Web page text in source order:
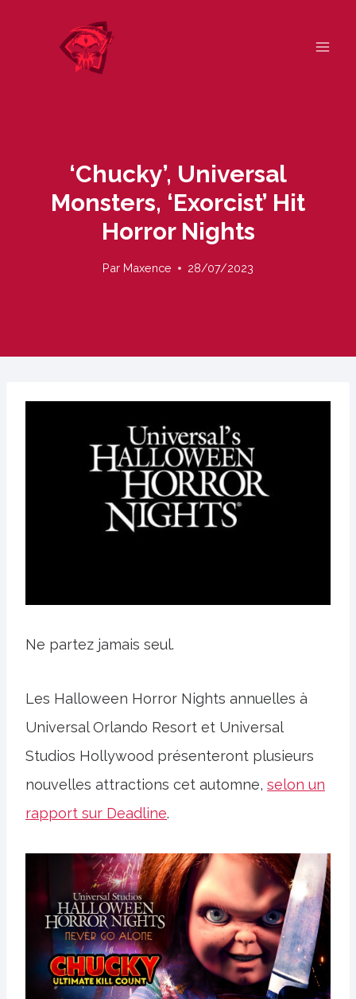
‘Chucky’, Universal
Monsters, ‘Exorcist’ Hit
Horror Nights
Par Maxence 28/07/2023
Ne partez jamais seul.
Les Halloween Horror Nights annuelles à
Universal Orlando Resort et Universal
Studios Hollywood présenteront plusieurs
nouvelles attractions cet automne, selon un
rapport sur Deadline.